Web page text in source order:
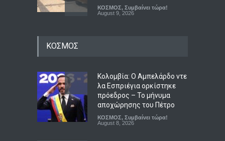
ΚΟΣΜΟΣ, Συμβαίνει τώρα!
August 9, 2026
Επιχειρήσεις,ΟΙΚΟΝΟΜΙΑ,
Συμβαίνει τώρα!
August 9, 2026
Kimi K3: Η πανίσχυρη
κινεζική AI απέκτησε
ΚΟΣΜΟΣ
Κολομβία: Ο Αμπελάρδο ντε
λα Εσπριέγια ορκίστηκε
πρόεδρος – Το μήνυμα
αποχώρησης του Πέτρο
ΚΟΣΜΟΣ, Συμβαίνει τώρα!
August 8, 2026